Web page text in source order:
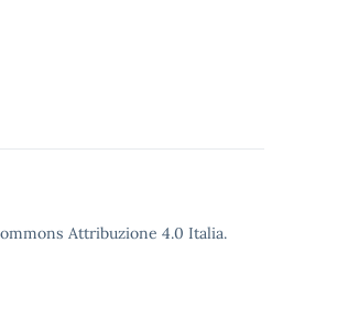
Attribuzione 4.0 Italia.